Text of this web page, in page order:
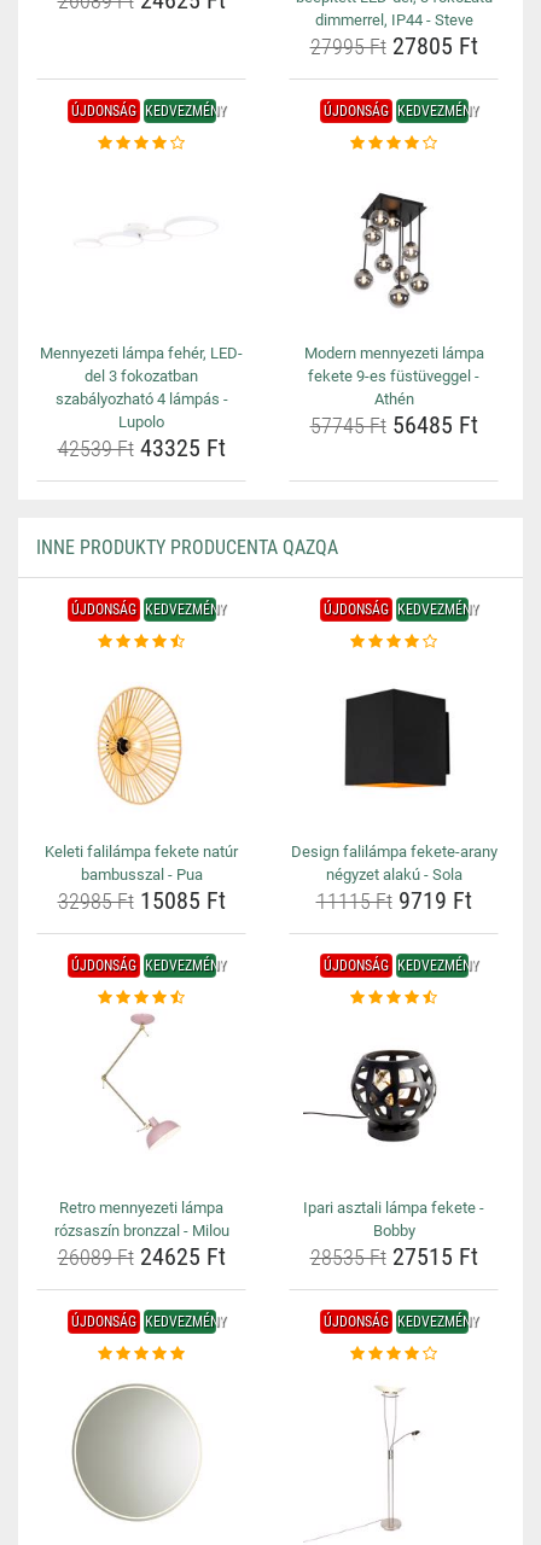
dimmerrel, IP44 - Steve
27995 Ft27805 Ft
ÚJDONSÁG KEDVEZMÉNY
Mennyezeti lámpa fehér, LED-
del 3 fokozatban
szabályozható 4 lámpás -
Lupolo
42539 Ft43325 Ft
ÚJDONSÁG KEDVEZMÉNY
Modern mennyezeti lámpa
fekete 9-es füstüveggel -
Athén
57745 Ft56485 Ft
INNE PRODUKTY PRODUCENTA QAZQA
ÚJDONSÁG KEDVEZMÉNY
Keleti falilámpa fekete natúr
bambusszal - Pua
32985 Ft15085 Ft
ÚJDONSÁG KEDVEZMÉNY
Design falilámpa fekete-arany
négyzet alakú - Sola
11115 Ft9719 Ft
ÚJDONSÁG KEDVEZMÉNY
Retro mennyezeti lámpa
rózsaszín bronzzal - Milou
26089 Ft24625 Ft
ÚJDONSÁG KEDVEZMÉNY
Ipari asztali lámpa fekete -
Bobby
28535 Ft27515 Ft
ÚJDONSÁG KEDVEZMÉNY ÚJDONSÁG KEDVEZMÉNY